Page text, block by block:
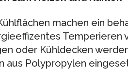
machen ein
Temperieren
oder Kühldecken
aus Polypropylen